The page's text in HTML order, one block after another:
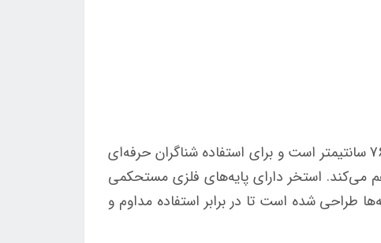
استخر فریمی اینتکس کد 28210 قطر 3.66 متر و ظرفیت آب حدود 6503 لیتری دارد. عمق این استخر 76 سانتیمتر است و برای استفاده شناگران حرفه‌ای
می‌کند. استخر دارای پایه‌های فلزی مستحکمی
طراحی شده است تا در برابر استفاده مداوم و